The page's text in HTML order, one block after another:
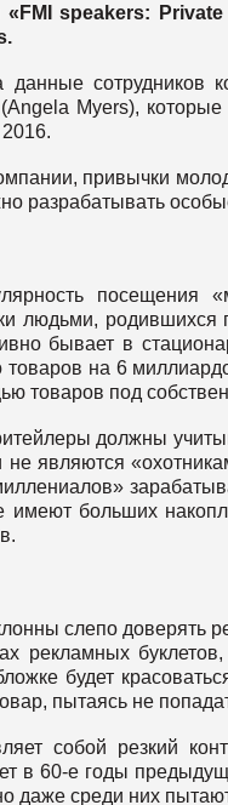
speakers:
данные
Myers),
привычки
разрабатывать
посещения
людьми,
бывает в
на 6
товаров под
должны
не являются
больших
слепо доверять
рекламных
будет
пытаясь не
собой резкий
в 60-е годы
даже среди них